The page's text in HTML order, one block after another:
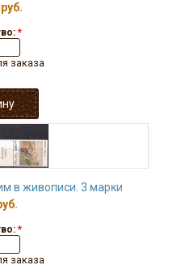
*
заказа
в живописи. 3 марки
*
заказа